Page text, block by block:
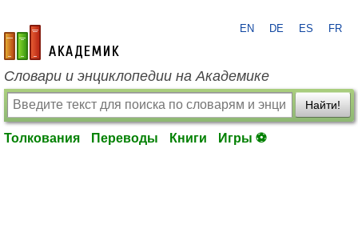
academic.ru
EN DE ES FR
Словари и энциклопедии на Академике
Найти!
Толкования Переводы Книги Игры ⚽